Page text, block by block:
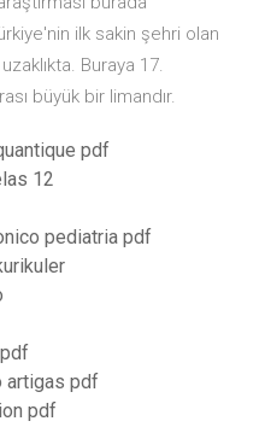
ilk sakin şehri olan
Buraya 17.
büyük bir limandır.
pdf
12
pediatria pdf
artigas pdf
pdf